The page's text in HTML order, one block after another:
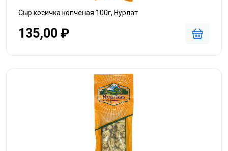
Сыр косичка копченая 100г, Нурлат
135,00 ₽